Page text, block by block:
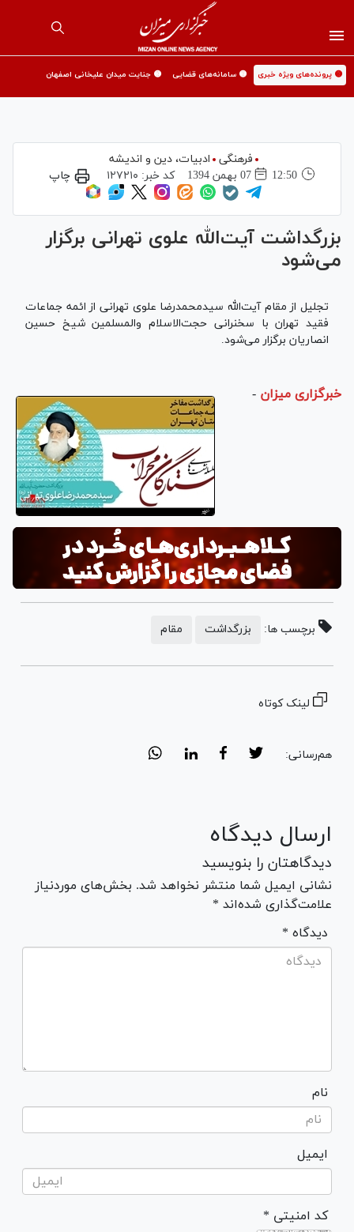
🟡 پرونده‌های ویژه خبری 🟡 سامانه‌های قضایی 🟡 جنایت میدان علیخانی اصفهان
فرهنگی
ادبیات، دین و اندیشه
12:50
07 بهمن 1394 کد خبر: ۱۲۷۲۱۰ چاپ
بزرگداشت آیت‌الله علوی تهرانی برگزار
می‌شود
تجلیل از مقام آیت‌الله سیدمحمدرضا علوی تهرانی از ائمه جماعات
فقید تهران با سخنرانی حجت‌الاسلام والمسلمین شیخ حسین
انصاریان برگزار می‌شود.
خبرگزاری میزان -
برچسب ها: بزرگداشت مقام
لینک کوتاه
هم‌رسانی:
ارسال دیدگاه
دیدگاهتان را بنویسید
نشانی ایمیل شما منتشر نخواهد شد. بخش‌های موردنیاز
علامت‌گذاری شده‌اند *
* دیدگاه
نام
ایمیل
* کد امنیتی